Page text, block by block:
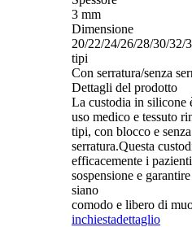
3 mm
Dimensione
20/22/24/26/28/30/32/
tipi
Con serratura/senza
Dettagli del prodotto
La custodia in silicone
uso medico e tessuto
tipi, con blocco e senza
serratura.Questa
efficacemente i
sospensione e
siano
comodo e libero di
inchiestadettaglio